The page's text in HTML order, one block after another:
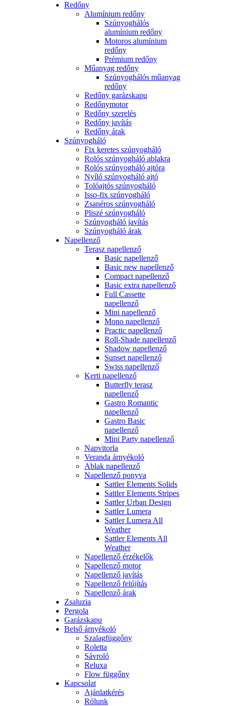
Redőny
Alumínium redőny
Szúnyoghálós
alumínium redőny
Motoros alumínium
redőny
Prémium redőny
Műanyag redőny
Szúnyoghálós műanyag
redőny
Redőny garázskapu
Redőnymotor
Redőny szerelés
Redőny javítás
Redőny árak
Szúnyogháló
Fix keretes szúnyogháló
Rolós szúnyogháló ablakra
Rolós szúnyogháló ajtóra
Nyíló szúnyogháló ajtó
Tolóajtós szúnyogháló
Isso-fix szúnyogháló
Zsanéros szúnyogháló
Pliszé szúnyogháló
Szúnyogháló javítás
Szúnyogháló árak
Napellenző
Terasz napellenző
Basic napellenző
Basic new napellenző
Compact napellenző
Basic extra napellenző
Full Cassette
napellenző
Mini napellenző
Mono napellenző
Practic napellenző
Roll-Shade napellenző
Shadow napellenző
Sunset napellenző
Swiss napellenző
Kerti napellenző
Butterfly terasz
napellenző
Gastro Romantic
napellenző
Gastro Basic
napellenző
Mini Party napellenző
Napvitorla
Veranda árnyékoló
Ablak napellenző
Napellenző ponyva
Sattler Elements Solids
Sattler Elements Stripes
Sattler Urban Design
Sattler Lumera
Sattler Lumera All
Weather
Sattler Elements All
Weather
Napellenző érzékelők
Napellenző motor
Napellenző javítás
Napellenző felújítás
Napellenző árak
Zsaluzia
Pergola
Garázskapu
Belső árnyékoló
Szalagfüggőny
Roletta
Sávroló
Reluxa
Flow függőny
Kapcsolat
Ajánlatkérés
Rólunk